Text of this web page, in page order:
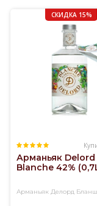
дистилляции,
сравнению
с коньяком.
разделе
СКИДКА 15%
Арманьяк Delord
Blanche 42%
Арманьяк Делорд Бланш